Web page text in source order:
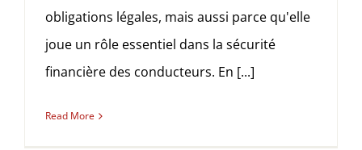
obligations légales, mais aussi parce qu'elle
joue un rôle essentiel dans la sécurité
financière des conducteurs. En [...]
Read More